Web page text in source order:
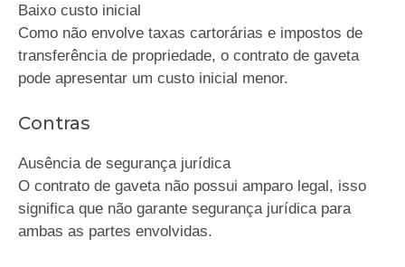
Baixo custo inicial
Como não envolve taxas cartorárias e impostos de
transferência de propriedade, o contrato de gaveta
pode apresentar um custo inicial menor.
Contras
Ausência de segurança jurídica
O contrato de gaveta não possui amparo legal, isso
significa que não garante segurança jurídica para
ambas as partes envolvidas.